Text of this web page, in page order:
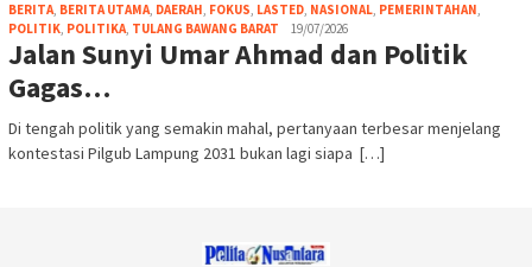
BERITA, BERITA UTAMA, DAERAH, FOKUS, LASTED, NASIONAL, PEMERINTAHAN,
POLITIK, POLITIKA, TULANG BAWANG BARAT 19/07/2026
Jalan Sunyi Umar Ahmad dan Politik
Gagas…
Di tengah politik yang semakin mahal, pertanyaan terbesar menjelang
kontestasi Pilgub Lampung 2031 bukan lagi siapa […]